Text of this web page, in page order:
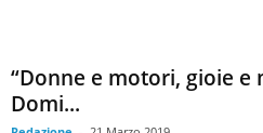
“Donne e motori, gioie e
Domi...